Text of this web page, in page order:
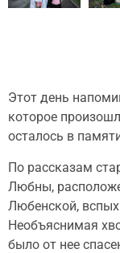
Этот день
которое
осталось в
По рассказам
Любны,
Любенской,
Необъяснимая
было от нее